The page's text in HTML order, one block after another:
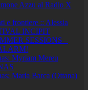
Azzu al Radio X
e frontiere :: Alessia
INCIPIT
SESSIONS –
Myriam Mereu
Maria Barca (Ottana)